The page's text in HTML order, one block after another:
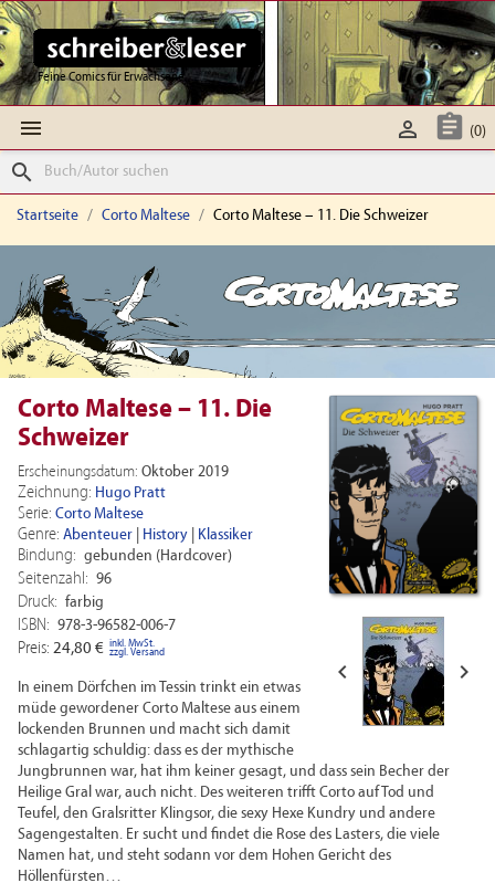
Feine Comics für Erwachsene
  (0)

search
Startseite Corto Maltese Corto Maltese – 11. Die Schweizer
 
Corto Maltese – 11. Die
Schweizer
Erscheinungsdatum: Oktober 2019
Zeichnung: Hugo Pratt
Serie: Corto Maltese
Genre: Abenteuer History Klassiker
Bindung: gebunden (Hardcover)
Seitenzahl: 96
Druck: farbig
ISBN: 978-3-96582-006-7
Preis: 24,80 € inkl. MwSt.
zzgl. Versand
In einem Dörfchen im Tessin trinkt ein etwas
müde gewordener Corto Maltese aus einem
lockenden Brunnen und macht sich damit
schlagartig schuldig: dass es der mythische
Jungbrunnen war, hat ihm keiner gesagt, und dass sein Becher der
Heilige Gral war, auch nicht. Des weiteren trifft Corto auf Tod und
Teufel, den Gralsritter Klingsor, die sexy Hexe Kundry und andere
Sagengestalten. Er sucht und findet die Rose des Lasters, die viele
Namen hat, und steht sodann vor dem Hohen Gericht des
Höllenfürsten…